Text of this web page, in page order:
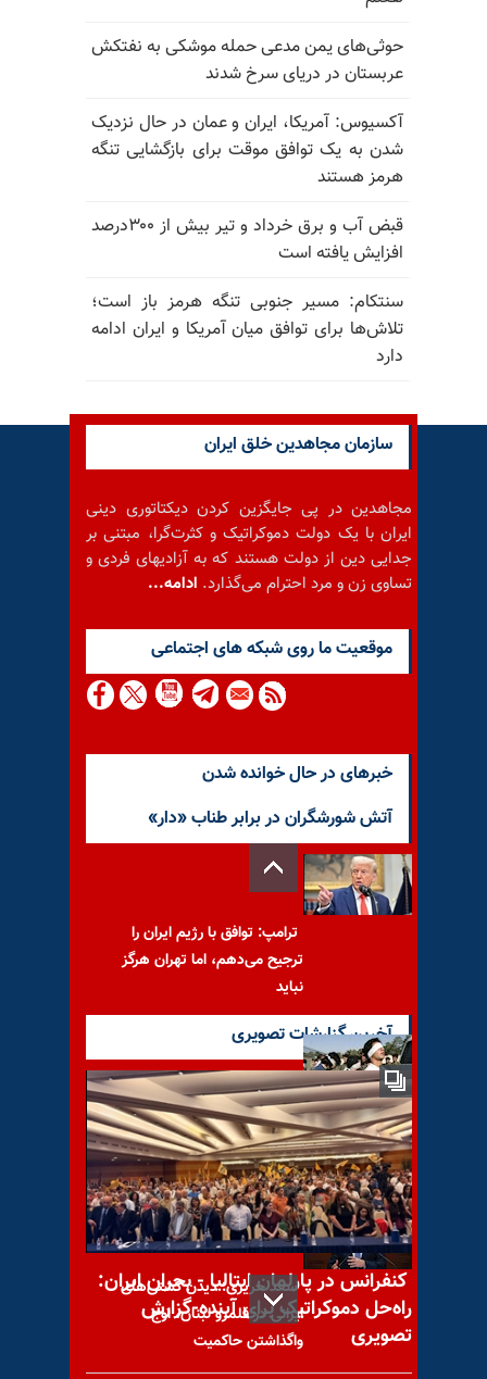
حوثی‌های یمن مدعی حمله موشکی به نفتکش
عربستان در دریای سرخ شدند
آکسیوس: آمریکا، ایران و عمان در حال نزدیک
شدن به یک توافق موقت برای بازگشایی تنگه
هرمز هستند
قبض آب و برق خرداد و تیر بیش از ۳۰۰درصد
افزایش یافته است
سنتکام: مسیر جنوبی تنگه هرمز باز است؛
تلاش‌ها برای توافق میان آمریکا و ایران ادامه
دارد
سازمان مجاهدین خلق ایران
مجاهدین در پی جایگزین کردن دیکتاتوری دینی
ایران با یک دولت دموکراتیک و کثرت‌گرا، مبتنی بر
جدایی دین از دولت هستند که به آزادیهای فردی و
تساوی زن و مرد احترام می‌گذارد. ادامه...
موقعيت ما روى شبكه هاى اجتماعى
خبرهای در حال خوانده شدن
آتش شورشگران در برابر طناب «دار»
ترامپ: توافق با رژیم ایران را
ترجیح می‌دهم، اما تهران هرگز
نباید
دستگیریهای گسترده در اهواز
سعد حریری: دیدن کشتی‌های
ایرانی در قلمرو لبنان، اوج
واگذاشتن حاکمیت
آخرین گزارشات تصویری
کنفرانس در پارلمان ایتالیا - بحران ایران:
راه‌حل دموکراتیک برای آینده-گزارش
تصویری